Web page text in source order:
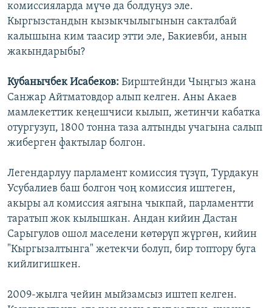
комиссияларда мүчө да болдуңуз эле.
Кыргызстандын кызыкчылыгынын сакталбай
калышына ким таасир этти эле, Бакиевби, анын
жакындарыбы?
Кубанычбек Исабеков: Бирштейнди Чыңгыз жана
Санжар Айтматовдор алып келген. Аны Акаев
мамлекеттик кеңешчиси кылып, жетинчи кабатка
отургузуп, 1800 тонна таза алтынды учагына салып
жиберген фактылар болгон.
Легендарлуу парламент комиссия түзүп, Турдакун
Усубалиев баш болгон чоң комиссия иштеген,
акыры ал комиссия аягына чыкпай, парламентти
таратып жок кылышкан. Андан кийин Дастан
Сарыгулов ошол маселени көтөрүп жүргөн, кийин
"Кыргызалтынга" жетекчи болуп, бир топтору буга
кийлигишкен.
2009-жылга чейин мыйзамсыз иштеп келген.